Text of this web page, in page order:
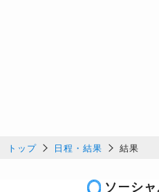
トップ 日程・結果 結果
ソーシ